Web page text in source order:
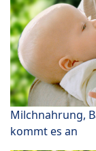
Milchnahrung,
kommt es an